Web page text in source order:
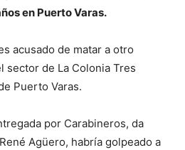
en Puerto Varas.
acusado de matar a otro
sector de La Colonia Tres
Puerto Varas.
por Carabineros, da
Agüero, habría golpeado a